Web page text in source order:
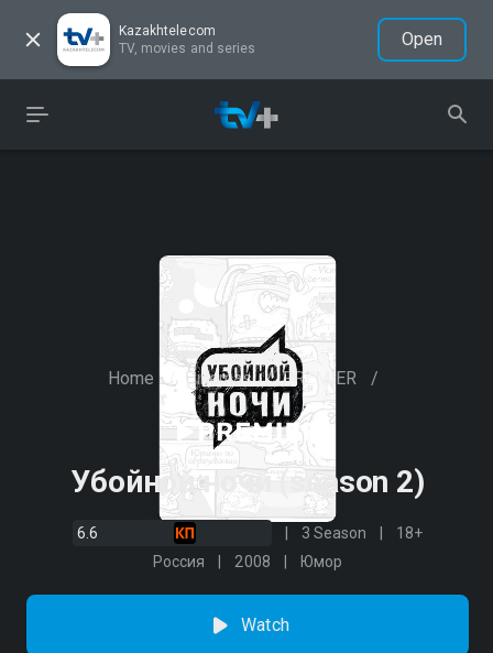
Kazakhtelecom
TV, movies and series
Open
Home / Cinemas / PREMIER /
Убойной ночи (season 2)
6.6 3 Season
18+
Россия
2008 Юмор
Watch